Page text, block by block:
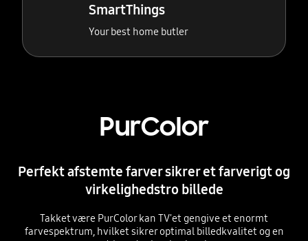
SmartThings
Your best home butler
PurColor
Perfekt afstemte farver sikrer et farverigt og
virkelighedstro billede
Takket være PurColor kan TV'et gengive et enormt
farvespektrum, hvilket sikrer optimal billedkvalitet og en